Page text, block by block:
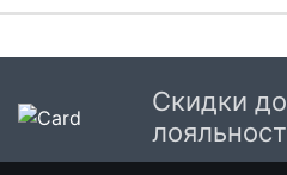
Доставка в Москве и
В Москве и Московской
Скидки